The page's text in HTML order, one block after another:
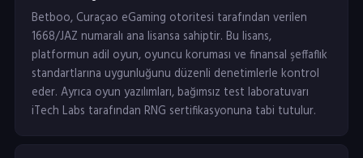
Betboo, Curaçao eGaming otoritesi tarafından verilen
1668/JAZ numaralı ana lisansa sahiptir. Bu lisans,
platformun adil oyun, oyuncu koruması ve finansal şeffaflık
standartlarına uygunluğunu düzenli denetimlerle kontrol
eder. Ayrıca oyun yazılımları, bağımsız test laboratuvarı
iTech Labs tarafından RNG sertifikasyonuna tabi tutulur.